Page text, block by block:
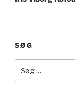
SØG
efter: